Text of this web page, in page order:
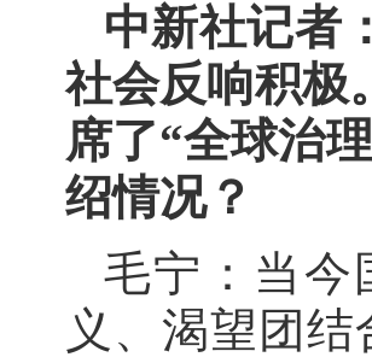
中新社记者
社会反响积极
席了“全球治
绍情况？
毛宁：当今
义、渴望团